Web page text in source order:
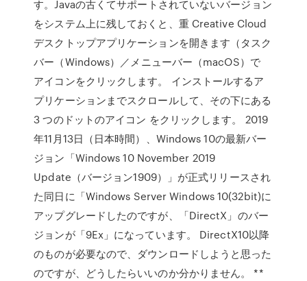
す。Javaの古くてサポートされていないバージョン
をシステム上に残しておくと、重 Creative Cloud
デスクトップアプリケーションを開きます（タスク
バー（Windows）／メニューバー（macOS）で
アイコンをクリックします。 インストールするア
プリケーションまでスクロールして、その下にある
3 つのドットのアイコン をクリックします。 2019
年11月13日（日本時間）、Windows 10の最新バー
ジョン「Windows 10 November 2019
Update（バージョン1909）」が正式リリースされ
た同日に「Windows Server Windows 10(32bit)に
アップグレードしたのですが、「DirectX」のバー
ジョンが「9Ex」になっています。 DirectX10以降
のものが必要なので、ダウンロードしようと思った
のですが、どうしたらいいのか分かりません。 **